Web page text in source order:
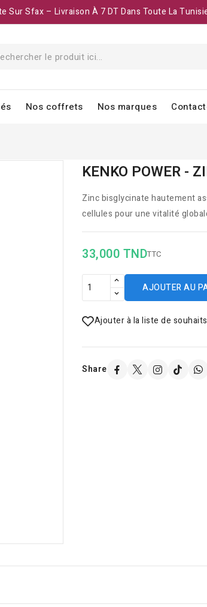
Sur Sfax – Livraison À 7 DT Dans Toute La
Nos coffrets Nos marques
KENKO POWER -
Zinc bisglycinate hautement
cellules pour une vitalité
33,000 TNDTTC
AJOUTER AU
Ajouter à la liste de souhaits
Share